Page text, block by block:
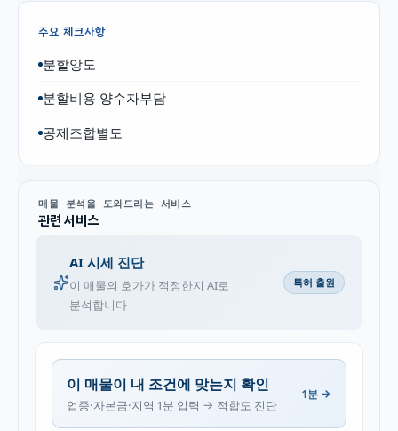
주요 체크사항
분할앙도
분할비용 양수자부담
공제조합별도
매물 분석을 도와드리는 서비스
관련 서비스
AI 시세 진단
이 매물의 호가가 적정한지 AI로
분석합니다
특허 출원
이 매물이 내 조건에 맞는지 확인
업종·자본금·지역 1분 입력 → 적합도 진단
1분 →